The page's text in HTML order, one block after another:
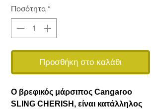
Ποσότητα *
Προσθήκη στο καλάθι
Ο βρεφικός μάρσιπος Cangaroo
SLING CHERISH, είναι κατάλληλος